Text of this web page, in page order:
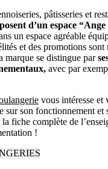
pâtisseries et
d’un espace
un espace agréable
et des promotions sont
marque se distingue par
avec par
vous intéresse et
sur son fonctionnement et
la fiche complète de
!